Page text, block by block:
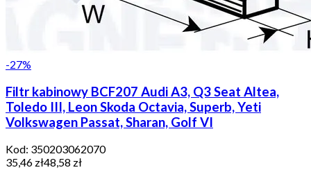
-27%
Filtr kabinowy BCF207 Audi A3, Q3 Seat Altea,
Toledo III, Leon Skoda Octavia, Superb, Yeti
Volkswagen Passat, Sharan, Golf VI
Kod: 350203062070
35,46 zł48,58 zł